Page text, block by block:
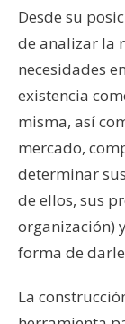
Desde su
de analizar la
necesidades
existencia
misma, así
mercado,
determinar
de ellos, sus
organización)
forma de
La